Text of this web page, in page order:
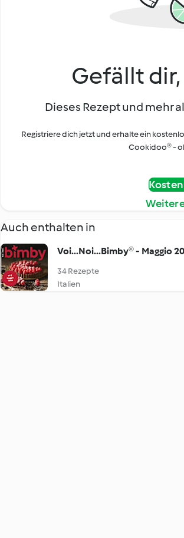
Gefällt
Dieses Rezept und mehr
Registriere dich jetzt und erhalte ein
Cookidoo® -
Auch enthalten in
Voi...Noi...Bimby® - Maggio
34 Rezepte
Italien